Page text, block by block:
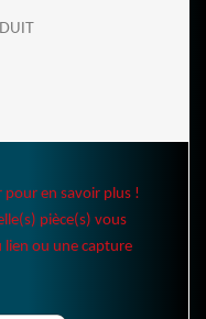
en savoir plus !
pièce(s) vous
lien ou une capture